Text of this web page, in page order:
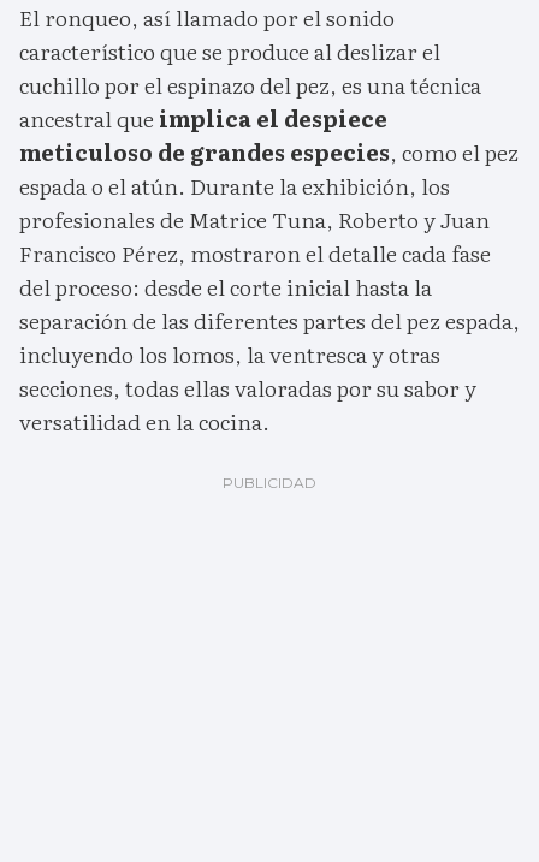
El ronqueo, así llamado por el sonido
característico que se produce al deslizar el
cuchillo por el espinazo del pez, es una técnica
ancestral que implica el despiece
meticuloso de grandes especies, como el pez
espada o el atún. Durante la exhibición, los
profesionales de Matrice Tuna, Roberto y Juan
Francisco Pérez, mostraron el detalle cada fase
del proceso: desde el corte inicial hasta la
separación de las diferentes partes del pez espada,
incluyendo los lomos, la ventresca y otras
secciones, todas ellas valoradas por su sabor y
versatilidad en la cocina.